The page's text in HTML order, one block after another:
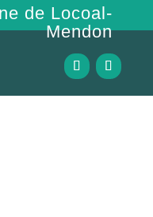
de Locoal-
Mendon